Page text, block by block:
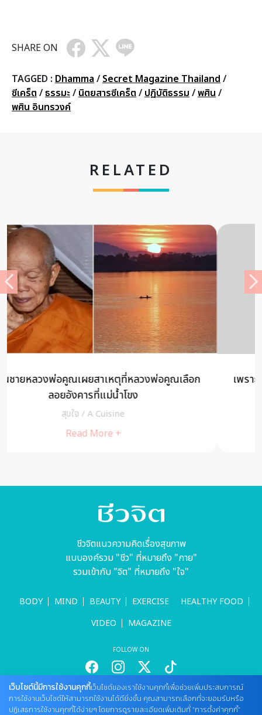
SHARE ON
TAGGED : Dhamma / Secret Magazine Thailand /
ซีเคร็ต /ธรรมะ/ นิตยสารซีเคร็ต / ปฏิบัติธรรม /พศิน /
พศิน อินทรวงค์
RELATED
เพราะความฝันได้นำพาฉันมาจนถึงจุดนี้ : พญ. สาธิตา
สีพาชา
สุขใจ/
Read More +
ชีวจิตแนวความคิดเรื่องสุขภาพ
แบบองค์รวม "ชีว" ที่หมายถึง "กาย"
รวมเข้ากับ "จิต" ที่หมายถึง "ใจ"
BODY MIND BEAUTY EXERCISE
HEALTHY FOOD
VIDEO
MAGAZINE
FOLLOW ON
สนใจลงโฆษณากับเว็บไซต์
Tel : 085 661 4629 / (จันทร์ - ศุกร์ เวลา 09.00 - 18.00 น)
เว็บไซต์นี้มีการใช้งานคุกกี้เว็บไซต์ของเราใช้งานคุกกี้เพื่อช่วยเพิ่มประสบการณ์
การใช้งานเว็บไซต์ให้สามารถใช้งานได้ดียิ่งขึ้น คุณสามารถเลือกที่จะยอมรับหรือ
ปฏิเสธการใช้งานคุกกี้ได้ง่ายๆ โดยการดูรายละเอียดเพิ่มเติมที่ “การตั้งค่าคุกกี้”